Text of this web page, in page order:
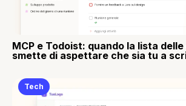
MCP e Todoist: quando la lista
smette di aspettare che sia tu a
Tech